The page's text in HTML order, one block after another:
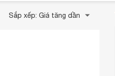
Sắp xếp: Giá tăng dần